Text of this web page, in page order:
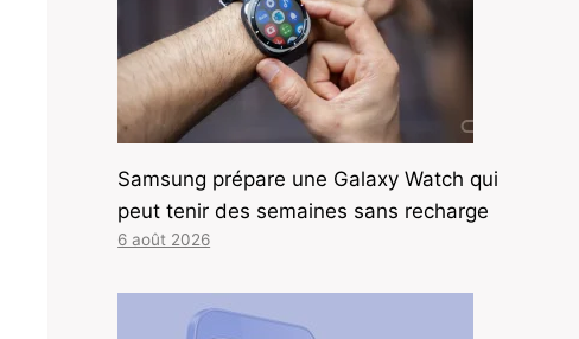
Samsung prépare une Galaxy Watch qui
peut tenir des semaines sans recharge
6 août 2026